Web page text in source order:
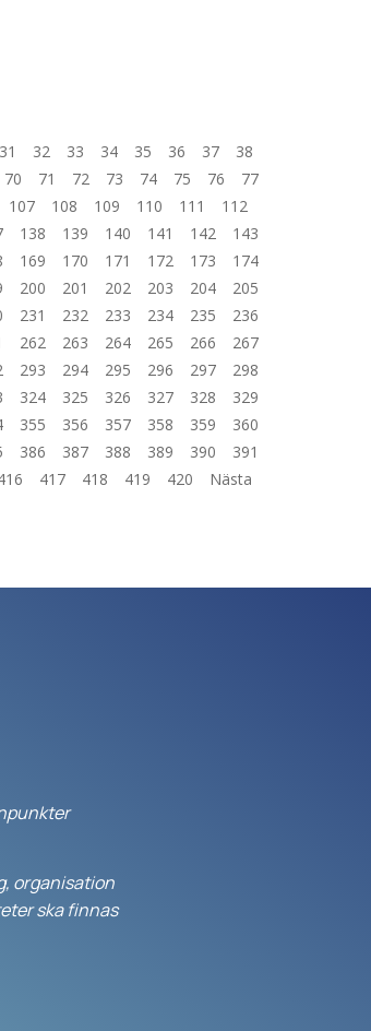
31 32 33 34 35 36 37
38
70 71 72 73 74 75 76
77
107 108 109 110 111
112
138 139 140 141 142
143
169 170 171 172 173
174
200 201 202 203 204
205
231 232 233 234 235
236
262 263 264 265 266
267
293 294 295 296 297
298
324 325 326 327 328
329
355 356 357 358 359
360
386 387 388 389 390
391
417 418 419 420 Nästa
organisation
ska finnas